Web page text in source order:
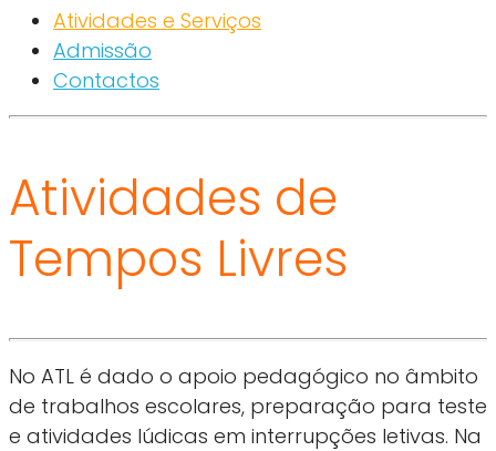
Atividades e Serviços
Admissão
Contactos
Atividades
e
Serviços
Atividades de
Tempos Livres
No ATL é dado o apoio pedagógico no âmbito
de trabalhos escolares, preparação para teste
e atividades lúdicas em interrupções letivas. Na